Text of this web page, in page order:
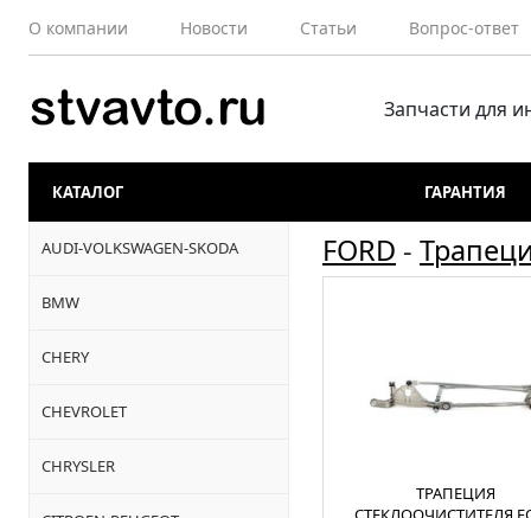
О компании Новости Статьи Вопрос-ответ
Запчасти для
КАТАЛОГ ГАРАНТИЯ
AUDI-VOLKSWAGEN-SKODA
BMW
CHERY
CHEVROLET
CHRYSLER
FORD -
ТРАПЕЦИЯ